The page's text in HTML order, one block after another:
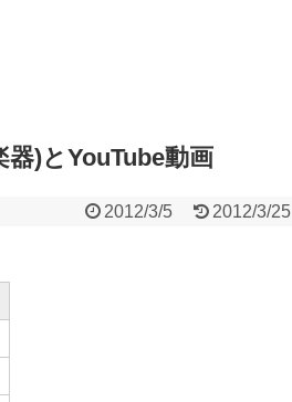
)とYouTube動画
2012/3/5 2012/3/25